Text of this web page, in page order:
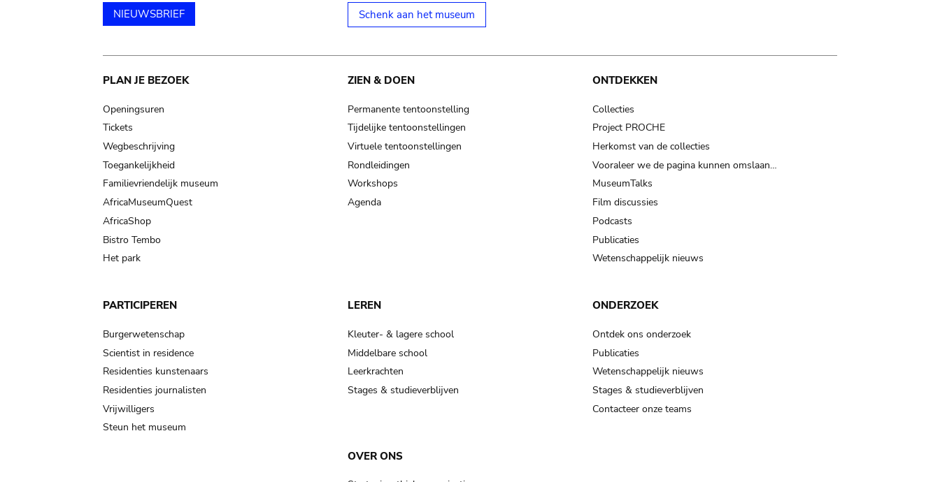
NIEUWSBRIEF Schenk aan het museum
Main
navigation
PLAN JE BEZOEK
Openingsuren
Tickets
Wegbeschrijving
Toegankelijkheid
Familievriendelijk museum
AfricaMuseumQuest
AfricaShop
Bistro Tembo
Het park
ZIEN & DOEN
Permanente tentoonstelling
Tijdelijke tentoonstellingen
Virtuele tentoonstellingen
Rondleidingen
Workshops
Agenda
ONTDEKKEN
Collecties
Project PROCHE
Herkomst van de collecties
Vooraleer we de pagina kunnen omslaan…
MuseumTalks
Film discussies
Podcasts
Publicaties
Wetenschappelijk nieuws
PARTICIPEREN
Burgerwetenschap
Scientist in residence
Residenties kunstenaars
Residenties journalisten
Vrijwilligers
Steun het museum
LEREN
Kleuter- & lagere school
Middelbare school
Leerkrachten
Stages & studieverblijven
ONDERZOEK
Ontdek ons onderzoek
Publicaties
Wetenschappelijk nieuws
Stages & studieverblijven
Contacteer onze teams
OVER ONS